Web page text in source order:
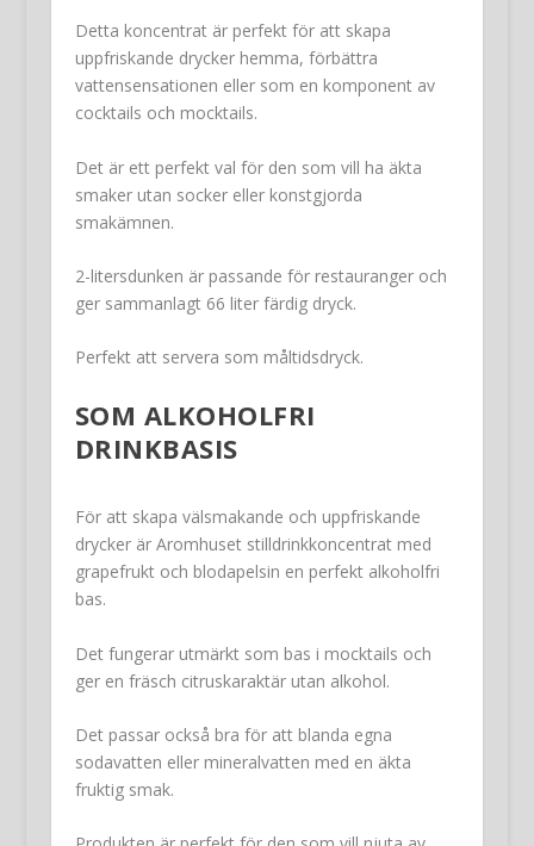
Detta koncentrat är perfekt för att skapa
uppfriskande drycker hemma, förbättra
vattensensationen eller som en komponent av
cocktails och mocktails.
Det är ett perfekt val för den som vill ha äkta
smaker utan socker eller konstgjorda
smakämnen.
2-litersdunken är passande för restauranger och
ger sammanlagt 66 liter färdig dryck.
Perfekt att servera som måltidsdryck.
SOM ALKOHOLFRI
DRINKBASIS
För att skapa välsmakande och uppfriskande
drycker är Aromhuset stilldrinkkoncentrat med
grapefrukt och blodapelsin en perfekt alkoholfri
bas.
Det fungerar utmärkt som bas i mocktails och
ger en fräsch citruskaraktär utan alkohol.
Det passar också bra för att blanda egna
sodavatten eller mineralvatten med en äkta
fruktig smak.